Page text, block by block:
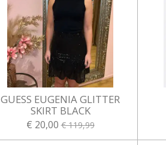
GUESS EUGENIA GLITTER
SKIRT BLACK
€ 20,00 € 119,99